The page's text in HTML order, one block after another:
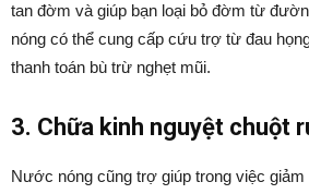
tan đờm và giúp bạn loại bỏ đờm từ
nóng có thể cung cấp cứu trợ từ đau
thanh toán bù trừ nghẹt mũi.
3. Chữa kinh nguyệt chuột
Nước nóng cũng trợ giúp trong việc